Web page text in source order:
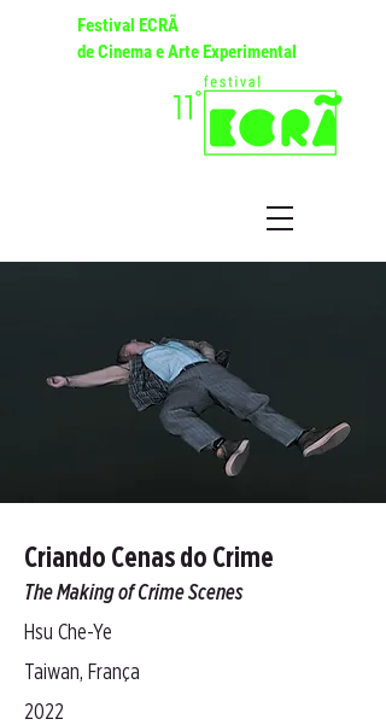
Festival ECRÃ
de Cinema e Arte Experimental
Criando Cenas do Crime
The Making of Crime Scenes
Hsu Che-Ye
Taiwan, França
2022